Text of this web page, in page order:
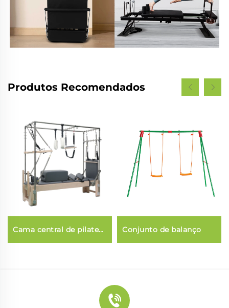
Produtos Recomendados
Cama central de pilates
comercial (3 em 1)
Conjunto de balanço